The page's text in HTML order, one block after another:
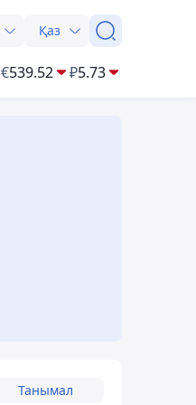
Қаз
€539.52 ₽5.73
Танымал